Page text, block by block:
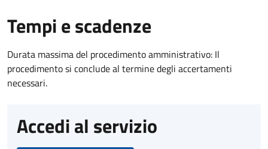
Tempi e scadenze
Durata massima del procedimento amministrativo: Il
procedimento si conclude al termine degli accertamenti
necessari.
Accedi al servizio